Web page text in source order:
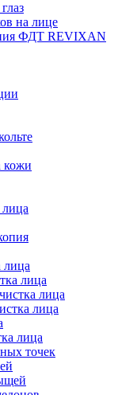
на лице
ФДТ REVIXAN
кожи
лица
лица
лица
лица
лица
точек